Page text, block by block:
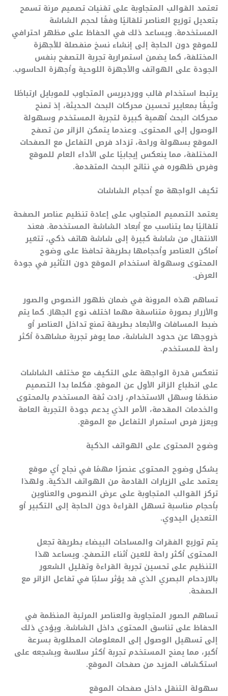
تعتمد القوالب المتجاوبة على تقنيات تصميم مرنة تسمح
بتعديل توزيع العناصر تلقائيًا وفقًا لحجم الشاشة
المستخدمة. ويساعد ذلك في الحفاظ على مظهر احترافي
للموقع دون الحاجة إلى إنشاء نسخ منفصلة للأجهزة
المختلفة، كما يضمن استمرارية تجربة التصفح بنفس
الجودة على الهواتف والأجهزة اللوحية وأجهزة الحاسوب.
يرتبط استخدام قالب ووردبريس المتجاوب للموبايل ارتباطًا
وثيقًا بمعايير تحسين محركات البحث الحديثة، إذ تمنح
محركات البحث أهمية كبيرة لتجربة المستخدم وسهولة
الوصول إلى المحتوى. وعندما يتمكن الزائر من تصفح
الموقع بسهولة وراحة، تزداد فرص التفاعل مع الصفحات
المختلفة، مما ينعكس إيجابيًا على الأداء العام للموقع
وفرص ظهوره في نتائج البحث المتقدمة.
تكيف الواجهة مع أحجام الشاشات
يعتمد التصميم المتجاوب على إعادة تنظيم عناصر الصفحة
تلقائيًا بما يتناسب مع أبعاد الشاشة المستخدمة. فعند
الانتقال من شاشة كبيرة إلى شاشة هاتف ذكي، تتغير
أماكن العناصر وأحجامها بطريقة تحافظ على وضوح
المحتوى وسهولة استخدام الموقع دون التأثير في جودة
العرض.
تساهم هذه المرونة في ضمان ظهور النصوص والصور
والأزرار بصورة متناسقة مهما اختلف نوع الجهاز. كما يتم
ضبط المسافات والأبعاد بطريقة تمنع تداخل العناصر أو
خروجها عن حدود الشاشة، مما يوفر تجربة مشاهدة أكثر
راحة للمستخدم.
تنعكس قدرة الواجهة على التكيف مع مختلف الشاشات
على انطباع الزائر الأول عن الموقع. فكلما بدا التصميم
منظمًا وسهل الاستخدام، زادت ثقة المستخدم بالمحتوى
والخدمات المقدمة، الأمر الذي يدعم جودة التجربة العامة
ويعزز فرص استمرار التفاعل مع الموقع.
وضوح المحتوى على الهواتف الذكية
يشكل وضوح المحتوى عنصرًا مهمًا في نجاح أي موقع
يعتمد على الزيارات القادمة من الهواتف الذكية. ولهذا
تركز القوالب المتجاوبة على عرض النصوص والعناوين
بأحجام مناسبة تسهل القراءة دون الحاجة إلى التكبير أو
التعديل اليدوي.
يتم توزيع الفقرات والمساحات البيضاء بطريقة تجعل
المحتوى أكثر راحة للعين أثناء التصفح. ويساعد هذا
التنظيم على تحسين تجربة القراءة وتقليل الشعور
بالازدحام البصري الذي قد يؤثر سلبًا في تفاعل الزائر مع
الصفحة.
تساهم الصور المتجاوبة والعناصر المرئية المنظمة في
الحفاظ على تناسق المحتوى داخل الشاشة. ويؤدي ذلك
إلى تسهيل الوصول إلى المعلومات المطلوبة بسرعة
أكبر، مما يمنح المستخدم تجربة أكثر سلاسة ويشجعه على
استكشاف المزيد من صفحات الموقع.
سهولة التنقل داخل صفحات الموقع